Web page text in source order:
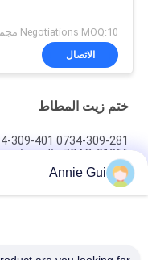
الاتصال
ختم زيت المطاط
ZGAQ-01266 عالية مقاومة للاستعمال الحفارة محور عمود الختم
Seal CZ FKM NBR
استبدال ختم العمود
Annie Gui